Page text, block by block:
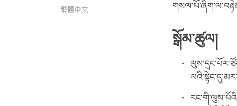
繁體中文
སྒོམ་ཚུལ།